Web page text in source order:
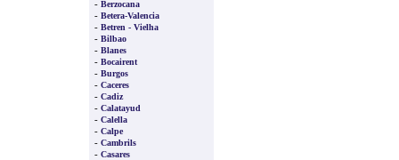
- Berzocana
- Betera-Valencia
- Betren - Vielha
- Bilbao
- Blanes
- Bocairent
- Burgos
- Caceres
- Cadiz
- Calatayud
- Calella
- Calpe
- Cambrils
- Casares